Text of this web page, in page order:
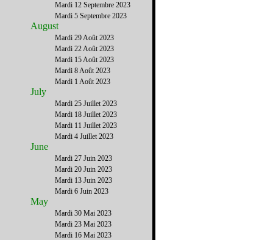
Mardi 12 Septembre 2023
Mardi 5 Septembre 2023
August
Mardi 29 Août 2023
Mardi 22 Août 2023
Mardi 15 Août 2023
Mardi 8 Août 2023
Mardi 1 Août 2023
July
Mardi 25 Juillet 2023
Mardi 18 Juillet 2023
Mardi 11 Juillet 2023
Mardi 4 Juillet 2023
June
Mardi 27 Juin 2023
Mardi 20 Juin 2023
Mardi 13 Juin 2023
Mardi 6 Juin 2023
May
Mardi 30 Mai 2023
Mardi 23 Mai 2023
Mardi 16 Mai 2023